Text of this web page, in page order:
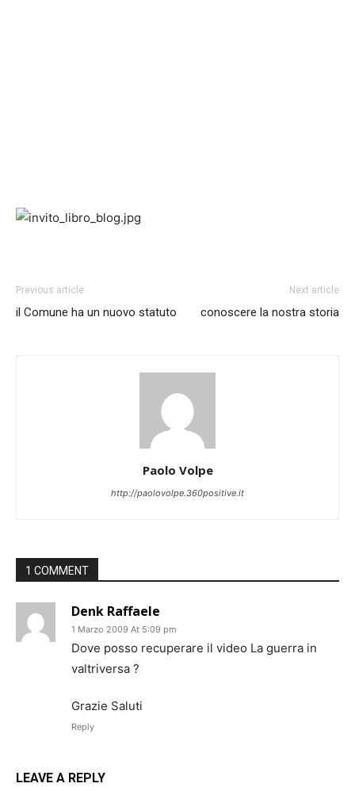
Previous article
il Comune ha un nuovo statuto
Next article
conoscere la nostra storia
Paolo Volpe
http://paolovolpe.360positive.it
1 COMMENT
Denk Raffaele
1 Marzo 2009 At 5:09 pm
Dove posso recuperare il video La guerra in
valtriversa ?
Grazie Saluti
Reply
LEAVE A REPLY